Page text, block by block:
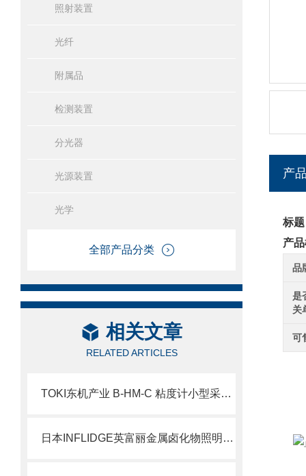
照射装置
光纤
附属品
检测装置
分光器
光源装置
光学
全部产品分类
相关文章
RELATED ARTICLES
TOKI东机产业 B-HM-C 粘度计小型采样适配器 简介
日本INFLIDGE英富丽金属卤化物照明系统 MHB-400北崎有售
产
标
产
品
是
关
可